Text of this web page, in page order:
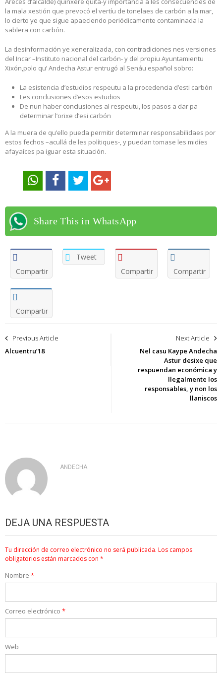
la mala xestión que prevocó el vertíu de tonelaes de carbón a la mar,
lo cierto ye que sigue apaeciendo periódicamente contaminada la
sablera con carbón.
La desinformación ye xeneralizada, con contradiciones nes versiones
del Incar –Instituto nacional del carbón- y del propiu Ayuntamientu
Xixón,polo qu’ Andecha Astur entrugó al Senáu español sobro:
La esistencia d’estudios respeutu a la procedencia d’esti carbón
Les conclusiones d’esos estudios
De nun haber conclusiones al respeutu, los pasos a dar pa
determinar l’orixe d’esi carbón
A la muera de qu’ello pueda permitir determinar responsabilidaes por
estos fechos –acullá de les polítiques-, y puedan tomase les midíes
afayaíces pa iguar esta situación.
Share This in WhatsApp
Compartir
Tweet
Compartir
Compartir
Compartir
Navegación
de
Previous Article
Alcuentru’18
Next Article
Nel casu Kaype Andecha
Astur desixe que
respuendan económica y
llegalmente los
responsables, y non los
llaniscos
ANDECHA
DEJA UNA RESPUESTA
Tu dirección de correo electrónico no será publicada. Los campos
obligatorios están marcados con *
Nombre *
Correo electrónico *
Web